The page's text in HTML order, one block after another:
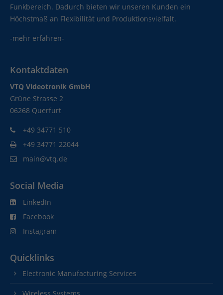
Funkbereich. Dadurch bieten wir unseren Kunden ein
Höchstmaß an Flexibilität und Produktionsvielfalt.
-mehr erfahren-
Kontaktdaten
VTQ Videotronik GmbH
Grüne Strasse 2
06268 Querfurt
+49 34771 510
+49 34771 22044
main@vtq.de
Social Media
LinkedIn
Facebook
Instagram
Quicklinks
Electronic Manufacturing Services